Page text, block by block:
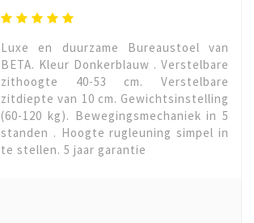
Luxe en duurzame Bureaustoel van
BETA. Kleur Donkerblauw . Verstelbare
zithoogte 40-53 cm. Verstelbare
zitdiepte van 10 cm. Gewichtsinstelling
(60-120 kg). Bewegingsmechaniek in 5
standen . Hoogte rugleuning simpel in
te stellen. 5 jaar garantie